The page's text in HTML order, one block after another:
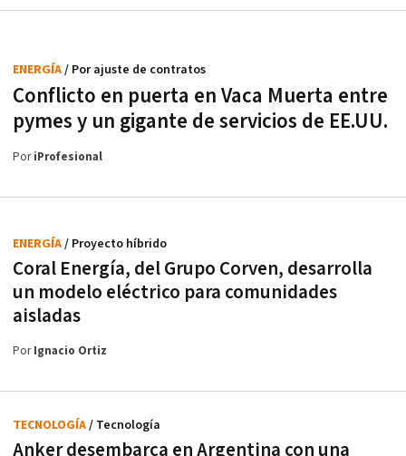
Conflicto en puerta en Vaca Muerta entre
pymes y un gigante de servicios de EE.UU.
ENERGÍA/ Por ajuste de contratos
PoriProfesional
Coral Energía, del Grupo Corven, desarrolla
un modelo eléctrico para comunidades
aisladas
ENERGÍA/ Proyecto híbrido
PorIgnacio Ortiz
Anker desembarca en Argentina con una
TECNOLOGÍA/ Tecnología